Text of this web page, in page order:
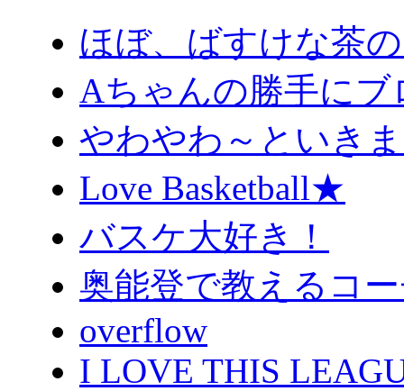
ほぼ、ばすけな茶
Aちゃんの勝手にブ
やわやわ～といき
Love Basketball★
バスケ大好き！
奥能登で教えるコ
overflow
I LOVE THIS